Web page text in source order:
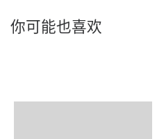
你可能也喜欢